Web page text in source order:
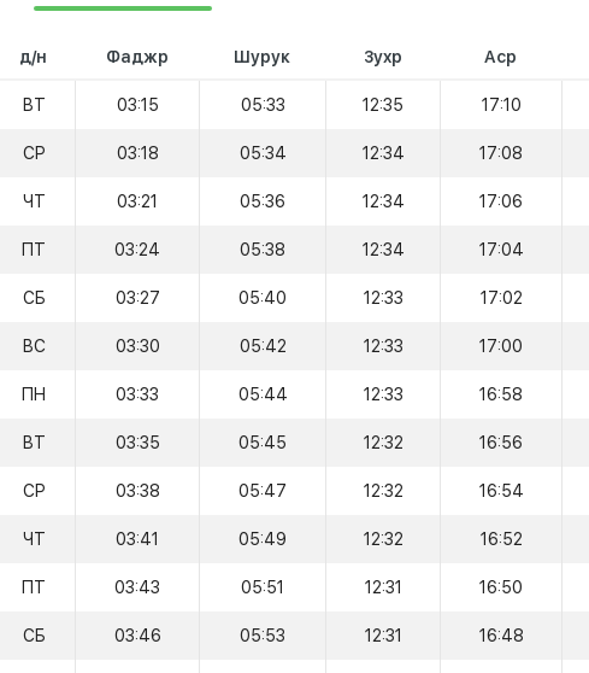
д/н Фаджр Шурук Зухр Аср
ВТ 03:15 05:33 12:35 17:10
СР 03:18 05:34 12:34 17:08
ЧТ 03:21 05:36 12:34 17:06
ПТ 03:24 05:38 12:34 17:04
СБ 03:27 05:40 12:33 17:02
ВС 03:30 05:42 12:33 17:00
ПН 03:33 05:44 12:33 16:58
ВТ 03:35 05:45 12:32 16:56
СР 03:38 05:47 12:32 16:54
ЧТ 03:41 05:49 12:32 16:52
ПТ 03:43 05:51 12:31 16:50
СБ 03:46 05:53 12:31 16:48